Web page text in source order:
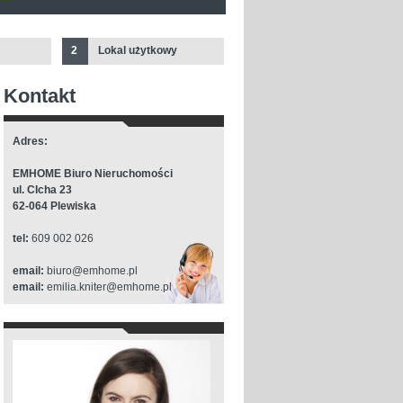
2 Lokal użytkowy
Kontakt
Adres:
EMHOME Biuro Nieruchomości
ul. CIcha 23
62-064 Plewiska
tel: 609 002 026
email: biuro@emhome.pl
email: emilia.kniter@emhome.pl